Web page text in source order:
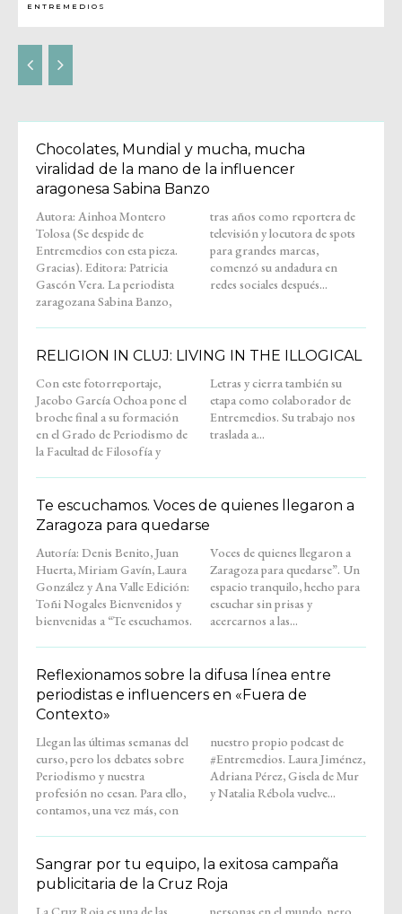
ENTREMEDIOS
Chocolates, Mundial y mucha, mucha
viralidad de la mano de la influencer
aragonesa Sabina Banzo
Autora: Ainhoa Montero
Tolosa (Se despide de
Entremedios con esta pieza.
Gracias). Editora: Patricia
Gascón Vera. La periodista
zaragozana Sabina Banzo,
tras años como reportera de
televisión y locutora de spots
para grandes marcas,
comenzó su andadura en
redes sociales después...
RELIGION IN CLUJ: LIVING IN THE ILLOGICAL
Con este fotorreportaje,
Jacobo García Ochoa pone el
broche final a su formación
en el Grado de Periodismo de
la Facultad de Filosofía y
Letras y cierra también su
etapa como colaborador de
Entremedios. Su trabajo nos
traslada a...
Te escuchamos. Voces de quienes llegaron a
Zaragoza para quedarse
Autoría: Denis Benito, Juan
Huerta, Miriam Gavín, Laura
González y Ana Valle Edición:
Toñi Nogales Bienvenidos y
bienvenidas a “Te escuchamos.
Voces de quienes llegaron a
Zaragoza para quedarse”. Un
espacio tranquilo, hecho para
escuchar sin prisas y
acercarnos a las...
Reflexionamos sobre la difusa línea entre
periodistas e influencers en «Fuera de
Contexto»
Llegan las últimas semanas del
curso, pero los debates sobre
Periodismo y nuestra
profesión no cesan. Para ello,
contamos, una vez más, con
nuestro propio podcast de
#Entremedios. Laura Jiménez,
Adriana Pérez, Gisela de Mur
y Natalia Rébola vuelve...
Sangrar por tu equipo, la exitosa campaña
publicitaria de la Cruz Roja